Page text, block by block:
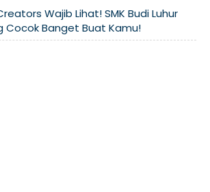
Wajib Lihat! SMK Budi Luhur
Cocok Banget Buat Kamu!